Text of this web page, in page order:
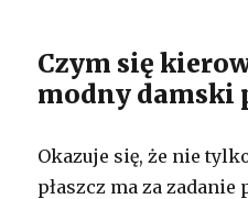
Czym się
modny damski
Okazuje się, że nie
płaszcz ma za